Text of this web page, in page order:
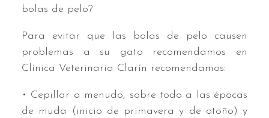
bolas de pelo?
Para evitar que las bolas de pelo causen
problemas a su gato recomendamos en
Clínica Veterinaria Clarín recomendamos:
• Cepillar a menudo, sobre todo a las épocas
de muda (inicio de primavera y de otoño) y